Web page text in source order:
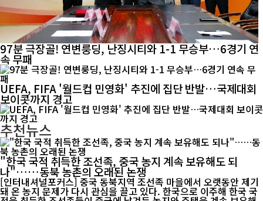
97분 극장골! 연변룽딩, 난징시티와 1-1 무승부…6경기 연
속 무패
UEFA, FIFA '월드컵 민영화' 추진에 집단 반발…국제대회
보이콧까지 경고
추천뉴스
"한국 국적 취득한 조선족, 중국 농지 계속 보유해도 되
나"……동북 농촌의 오래된 논쟁
[인터내셔널포커스] 중국 동북지역 조선족 마을에서 오랫동안 제기
돼 온 농지 문제가 다시 관심을 끌고 있다. 한국으로 이주해 한국 국